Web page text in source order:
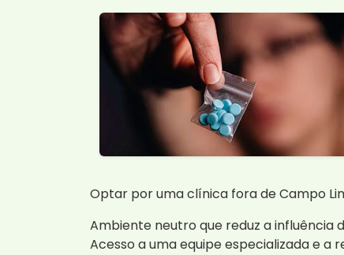
Optar por uma clínica fora de Campo
Ambiente neutro que reduz a influência
Acesso a uma equipe especializada e a